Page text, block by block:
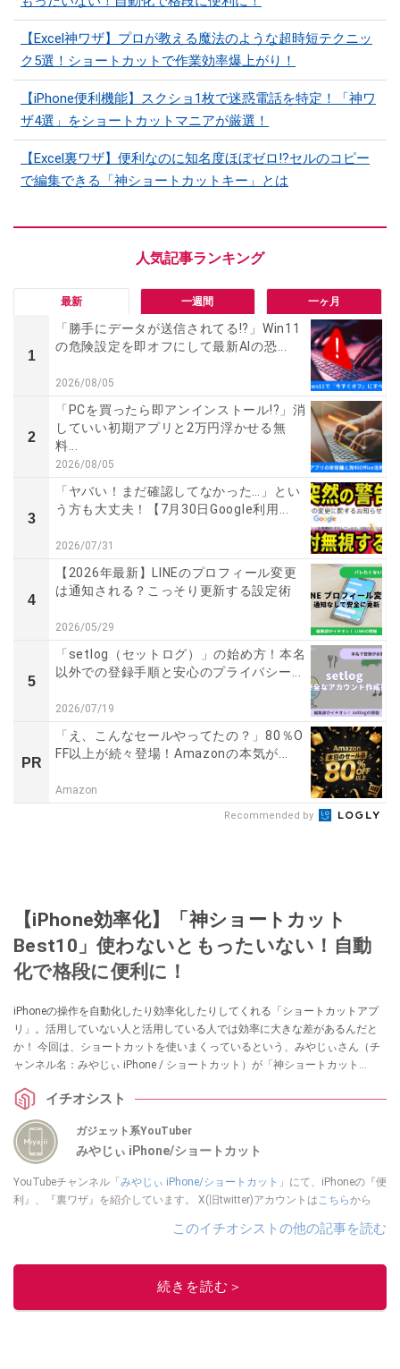
【Excel神ワザ】プロが教える魔法のような超時短テクニッ
ク5選！ショートカットで作業効率爆上がり！
【iPhone便利機能】スクショ1枚で迷惑電話を特定！「神ワ
ザ4選」をショートカットマニアが厳選！
【Excel裏ワザ】便利なのに知名度ほぼゼロ!?セルのコピー
で編集できる「神ショートカットキー」とは
最新 一週間 一ヶ月
1
「勝手にデータが送信されてる!?」Win11
の危険設定を即オフにして最新AIの恐...
2026/08/05
2
「PCを買ったら即アンインストール!?」消
していい初期アプリと2万円浮かせる無
料...
2026/08/05
3
「ヤバい！まだ確認してなかった…」とい
う方も大丈夫！【7月30日Google利用...
2026/07/31
4
【2026年最新】LINEのプロフィール変更
は通知される？こっそり更新する設定術
2026/05/29
5
「setlog（セットログ）」の始め方！本名
以外での登録手順と安心のプライバシー...
2026/07/19
PR
「え、こんなセールやってたの？」80％O
FF以上が続々登場！Amazonの本気が...
Amazon
Recommended by
【iPhone効率化】「神ショートカット
Best10」使わないともったいない！自動
化で格段に便利に！
iPhoneの操作を自動化したり効率化したりしてくれる「ショートカットアプ
リ」。活用していない人と活用している人では効率に大きな差があるんだと
か！ 今回は、ショートカットを使いまくっているという、みやじぃさん（チ
ャンネル名：みやじぃ iPhone / ショートカット）が「神ショートカット
合わせてチェックしてみてください。
イチオシスト
ガジェット系YouTuber
みやじぃ iPhone/ショートカット
YouTubeチャンネル「 みやじぃ iPhone/ショートカット 」にて、iPhoneの『便
利』、『裏ワザ』を紹介しています。 X(旧twitter)アカウントはこちらから
このイチオシストの他の記事を読む
続きを読む＞